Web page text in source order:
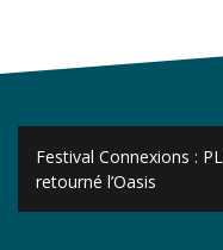
Navigation
de
l’article
Festival Connexions :
retourné l’Oasis